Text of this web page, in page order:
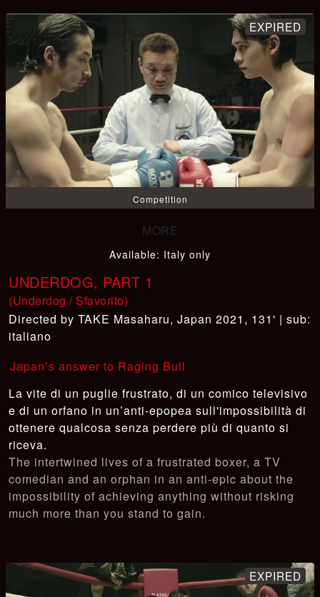
Competition
Available: Italy only
UNDERDOG, PART 1
(Underdog / Sfavorito)
TAKE Masaharu, Japan 2021, 131' | sub:
italiano
Japan’s answer to Raging Bull
La vite di un puglie frustrato, di un comico televisivo
e di un orfano in un’anti-epopea sull'impossibilità di
ottenere qualcosa senza perdere più di quanto si
riceva.
The intertwined lives of a frustrated boxer, a TV
comedian and an orphan in an anti-epic about the
impossibility of achieving anything without risking
much more than you stand to gain.